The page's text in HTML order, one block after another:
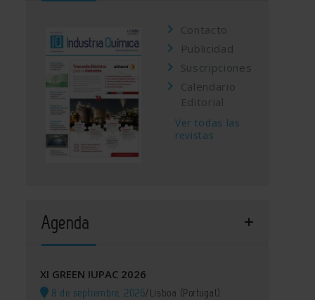
Contacto
Publicidad
Suscripciones
Calendario
Editorial
Ver todas las
revistas
Agenda
XI GREEN IUPAC 2026
8 de septiembre, 2026/Lisboa (Portugal)